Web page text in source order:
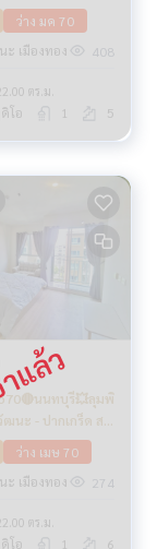
ว่าง มค 70
ะ เมืองทอง
408
ตร.ม.
โอ 1 5
นนทบุรี💥ลุมพิ
ฒนะ - ปากเกร็ด ส
ว่าง เมษ 70
ะ เมืองทอง
274
ตร.ม.
โอ 1 6